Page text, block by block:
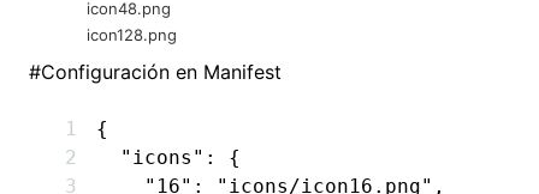
icon48.png
icon128.png
#Configuración en Manifest
{
  "icons"
:
{
    "16"
: "icons/icon16.png" ,